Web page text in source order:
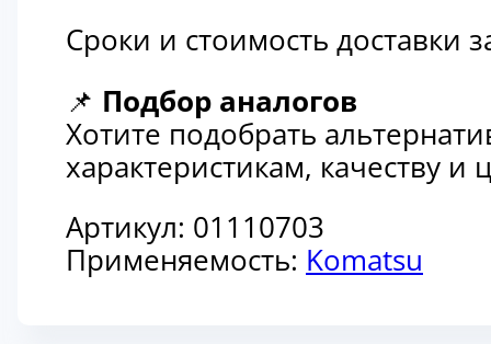
Сроки и стоимость доставки
📌 Подбор аналогов
Хотите подобрать
характеристикам, качеству
Артикул: 01110703
Применяемость: Komatsu